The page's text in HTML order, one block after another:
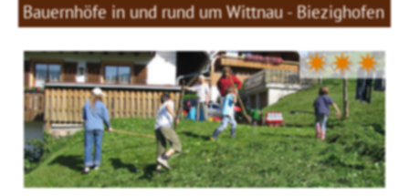
Bauernhöfe in und rund um Wittnau - Biezighofen
✷✷✷